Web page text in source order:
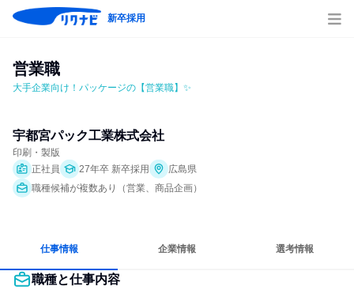
新卒採用
営業職
大手企業向け！パッケージの【営業職】✨
宇都宮パック工業株式会社
印刷・製版
正社員
27年卒 新卒採用
広島県
職種候補が複数あり（営業、商品企画）
仕事情報 企業情報 選考情報
職種と仕事内容